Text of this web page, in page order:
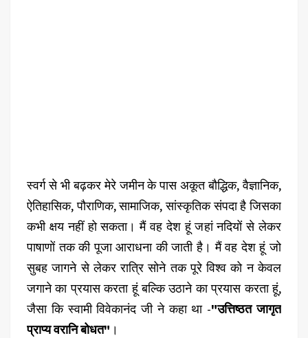
स्वर्ग से भी बढ़कर मेरे जमीन के पास अकूत बौद्धिक, वैज्ञानिक,
ऐतिहासिक, पौराणिक, सामाजिक, सांस्कृतिक संपदा है जिसका
कभी क्षय नहीं हो सकता। मैं वह देश हूं जहां नदियों से लेकर
पाषाणों तक की पूजा आराधना की जाती है। मैं वह देश हूं जो
सुबह जागने से लेकर रात्रि सोने तक पूरे विश्व को न केवल
जगाने का प्रयास करता हूं बल्कि उठाने का प्रयास करता हूं,
जैसा कि स्वामी विवेकानंद जी ने कहा था -"उत्तिष्ठत जागृत
प्राप्य वरानि बोधत" ।